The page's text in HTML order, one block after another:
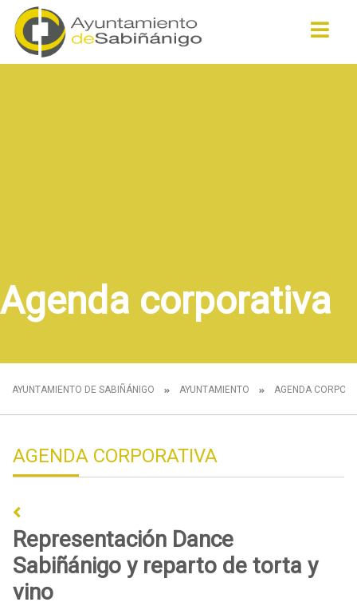
Agenda corporativa
AYUNTAMIENTO DE SABIÑÁNIGO AYUNTAMIENTO AGENDA
AGENDA CORPORATIVA
Representación Dance
Sabiñánigo y reparto de torta y
vino